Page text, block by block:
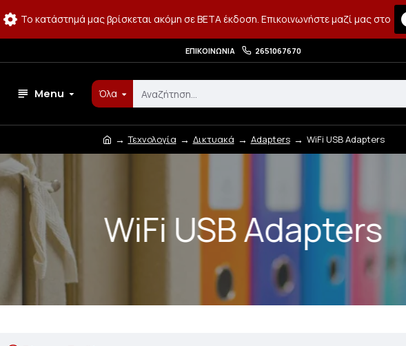
Το κατάστημά μας βρίσκεται ακόμη σε BETA έκδοση. Επικοινωνήστε μαζί μας στο
ΕΠΙΚΟΙΝΩΝΊΑ 2651067670
Menu Όλα
Τεχνολογία Δικτυακά Adapters WiFi USB Adapters
WiFi USB Adapters